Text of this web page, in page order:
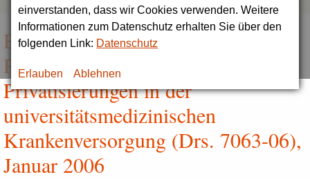
einverstanden, dass wir Cookies verwenden. Weitere
Informationen zum Datenschutz erhalten Sie über den
folgenden Link: Datenschutz
Erlauben Ablehnen
Empfehlungen zu Public Private
Partnerships (PPP) und
Privatisierungen in der
universitätsmedizinischen
Krankenversorgung (Drs. 7063-06),
Januar 2006